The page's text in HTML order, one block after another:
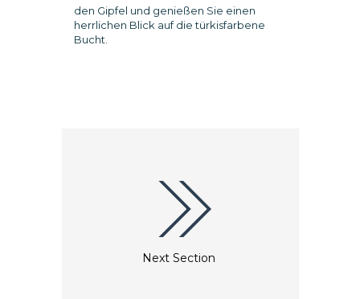
den Gipfel und genießen Sie einen
herrlichen Blick auf die türkisfarbene
Bucht.
Next Section